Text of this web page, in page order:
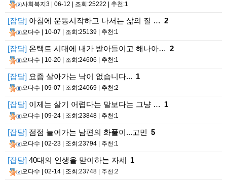
사회복지3 | 06-12 | 조회:25222 | 추천:1
[잡담] 아침에 운동시작하고 나서는 삶의 질 … 2
오다수 | 10-07 | 조회:25139 | 추천:1
[잡담] 온택트 시대에 내가 받아들이고 해나아… 2
오다수 | 10-20 | 조회:24606 | 추천:1
[잡담] 요즘 살아가는 낙이 없습니다... 1
오다수 | 09-07 | 조회:24069 | 추천:2
[잡담] 이제는 살기 어렵다는 말보다는 그냥 … 1
오다수 | 09-24 | 조회:23848 | 추천:1
[잡담] 점점 늘어가는 남편의 화풀이...고민 5
오다수 | 02-23 | 조회:23794 | 추천:1
[잡담] 40대의 인생을 맏이하는 자세 1
오다수 | 02-14 | 조회:23748 | 추천:2